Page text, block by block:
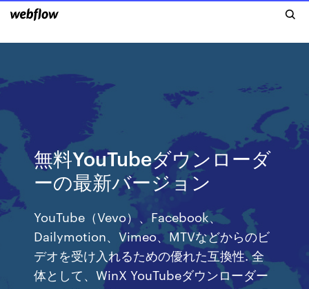
無料YouTubeダウンローダ
ーの最新バージョン
YouTube（Vevo）、Facebook、
Dailymotion、Vimeo、MTVなどからのビ
デオを受け入れるための優れた互換性. 全
体として、WinX YouTubeダウンローダー